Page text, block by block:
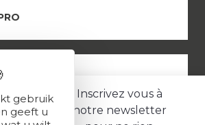
Inscrivez vous à
notre newsletter
gebruik
geeft u